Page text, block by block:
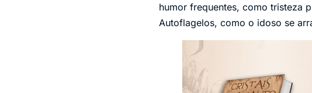
humor frequentes, como tristeza
Autoflagelos, como o idoso se